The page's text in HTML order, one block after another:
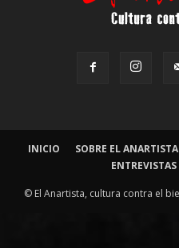
INICIO SOBRE EL ANARTISTA
ENTREVISTAS
© El Anartista, cultura contra el